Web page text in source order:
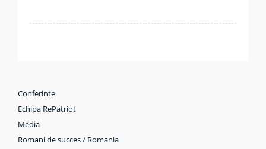
Conferinte
Echipa RePatriot
Media
Romani de succes / Romania